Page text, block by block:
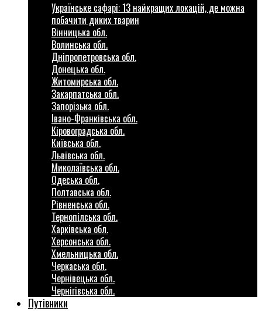
Українське сафарі: 13 найкращих локацій, де можна
побачити диких тварин
Вінницька обл.
Волинська обл.
Дніпропетровська обл.
Донецька обл.
Житомирська обл.
Закарпатська обл.
Запорізька обл.
Івано-Франківська обл.
Кіровоградська обл.
Київська обл.
Львівська обл.
Миколаївська обл.
Одеська обл.
Полтавська обл.
Рівненська обл.
Тернопілська обл.
Харківська обл.
Херсонська обл.
Хмельницька обл.
Черкаська обл.
Чернівецька обл.
Чернігівська обл.
Путівники